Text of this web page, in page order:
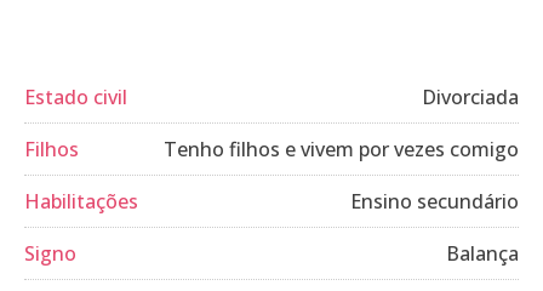
Estado civil
Divorciada
Filhos
Tenho filhos e vivem por vezes comigo
Habilitações
Ensino secundário
Signo
Balança